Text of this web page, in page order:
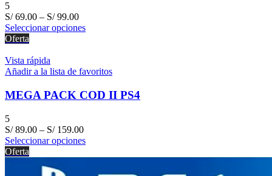
5
S/69.00 – S/99.00
Seleccionar opciones
Oferta
Vista rápida
Añadir a la lista de favoritos
MEGA PACK COD II PS4
5
S/89.00 – S/159.00
Seleccionar opciones
Oferta